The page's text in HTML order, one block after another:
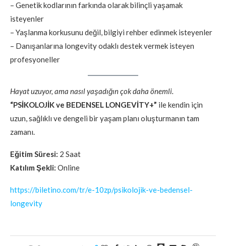
– Genetik kodlarının farkında olarak bilinçli yaşamak
isteyenler
– Yaşlanma korkusunu değil, bilgiyi rehber edinmek isteyenler
– Danışanlarına longevity odaklı destek vermek isteyen
profesyoneller
Hayat uzuyor, ama nasıl yaşadığın çok daha önemli.
“PSİKOLOJİK ve BEDENSEL LONGEVİTY+” ile kendin için
uzun, sağlıklı ve dengeli bir yaşam planı oluşturmanın tam
zamanı.
Eğitim Süresi: 2 Saat
Katılım Şekli: Online
https://biletino.com/tr/e-10zp/psikolojik-ve-bedensel-
longevity